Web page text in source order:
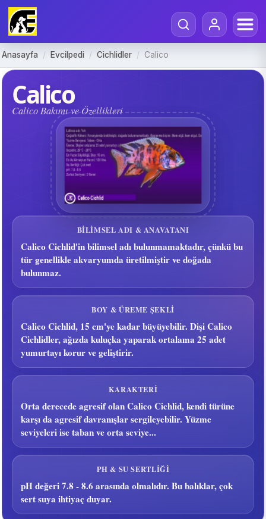
Anasayfa / Evcilpedi / Cichlidler / Calico
Calico
Calico Bakımı ve Özellikleri
BILIMSEL ADI & ANAVATANI
Calico Cichlid'in bilimsel adı bulunmamaktadır, çünkü bu
tür genellikle akvaryumda üretilmiştir ve doğada
bulunmaz.
BOY & ÜREME ŞEKLI
Calico Cichlid, 15 cm'ye kadar büyüyebilir. Dişi Calico
Cichlidler, ağızda kuluçka yaparak ortalama 25 adet
yumurtayı korur ve geliştirir.
KARAKTERI
Orta derecede agresif olan Calico Cichlid, kendi türüne
karşı da agresif davranışlar sergileyebilir. Yüzme
seviyeleri ise taban ve orta seviye...
PH & SU SERTLIĞI
pH değeri 7.8 - 8.6 arasında olmalıdır. Bu balıklar, çok
sert suya ihtiyaç duyar.